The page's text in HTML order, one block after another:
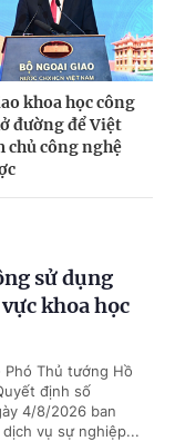
khoa học công
đường để Việt
chủ công nghệ
sử dụng
khoa học
Thủ tướng Hồ
định số
4/8/2026 ban
dịch vụ sự nghiệp...